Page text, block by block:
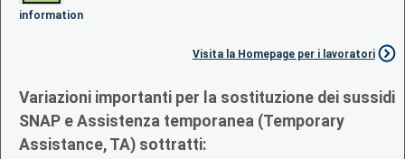
information
Visita la Homepage per i lavoratori
Variazioni importanti per la sostituzione dei sussidi
SNAP e Assistenza temporanea (Temporary
Assistance, TA) sottratti: